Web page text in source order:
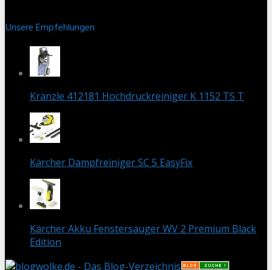
Unsere Empfehlungen
Kränzle 412181 Hochdruckreiniger K 1152 TS T
Kärcher Dampfreiniger SC 5 EasyFix
Kärcher Akku Fenstersauger WV 2 Premium Black
Edition